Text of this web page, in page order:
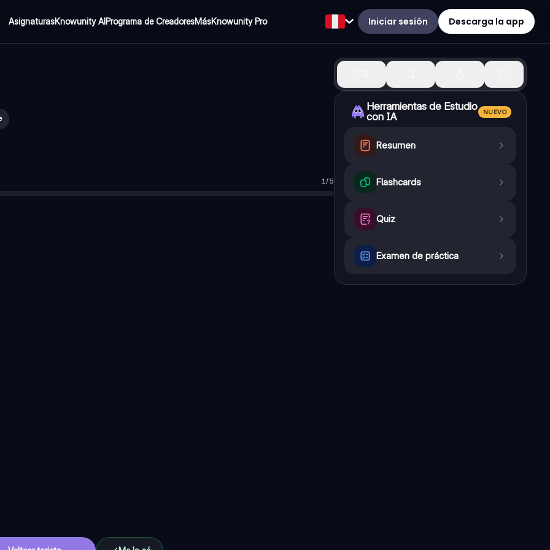
AsignaturasKnowunity AIPrograma de CreadoresMásKnowunity Pro Iniciar sesión Descarga la app
1/5
los quiasmas extremos se denomina
núcleos
Herramientas de Estudio
con IA
NUEVO
Resumen
Flashcards
Quiz
Examen de práctica